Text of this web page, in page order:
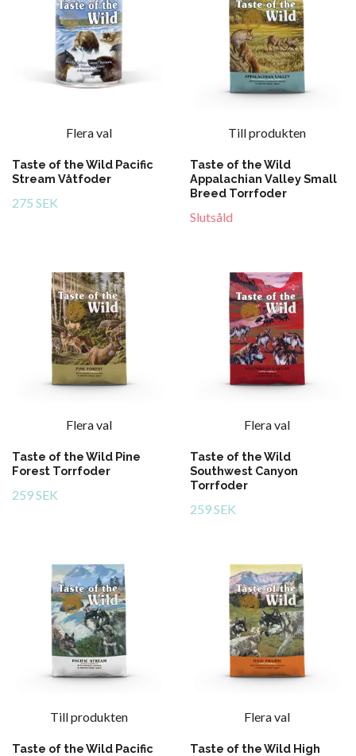
Flera val
Taste of the Wild Pacific
Stream Våtfoder
275 SEK
Till produkten
Taste of the Wild
Appalachian Valley Small
Breed Torrfoder
Slutsåld
Flera val
Taste of the Wild Pine
Forest Torrfoder
259 SEK
Flera val
Taste of the Wild
Southwest Canyon
Torrfoder
259 SEK
Till produkten
Taste of the Wild Pacific
Flera val
Taste of the Wild High